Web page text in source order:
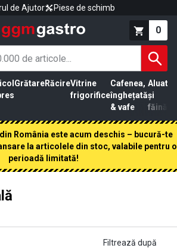
de Ajutor Piese de schimb
0
GrătareRăcireVitrine
frigorifice
Cafenea,
înghețată
& vafe
Aluat
și
făină
România este acum deschis – bucură-te
la articolele din stoc, valabile pentru o
perioadă limitată!
Filtrează după